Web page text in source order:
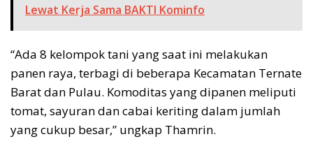
Lewat Kerja Sama BAKTI Kominfo
“Ada 8 kelompok tani yang saat ini melakukan
panen raya, terbagi di beberapa Kecamatan Ternate
Barat dan Pulau. Komoditas yang dipanen meliputi
tomat, sayuran dan cabai keriting dalam jumlah
yang cukup besar,” ungkap Thamrin.